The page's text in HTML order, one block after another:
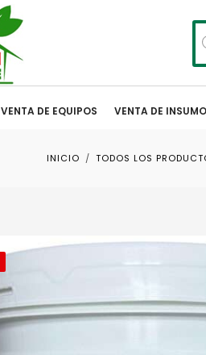
de
VENTA DE EQUIPOS VENTA DE
INICIO TODOS LOS